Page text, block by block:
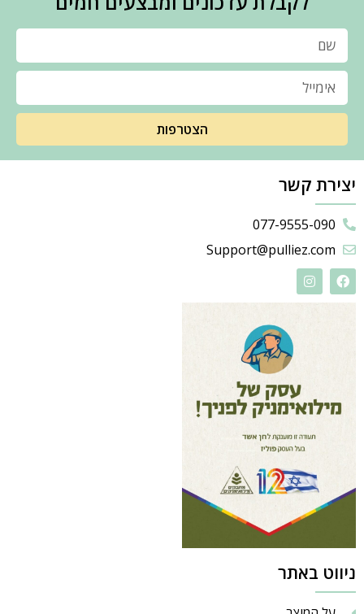
הצטרפות
יצירת קשר
077-9555-090
Support@pulliez.com
ניווט באתר